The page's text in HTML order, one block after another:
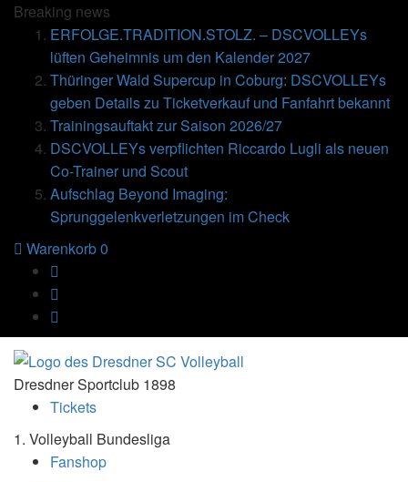
Breaking news
ERFOLGE.TRADITION.STOLZ. – DSCVOLLEYs
lüften Geheimnis um den Kalender 2027
Thüringer Wald Supercup in Coburg: DSCVOLLEYs
geben Details zu Ticketverkauf und Fanfahrt bekannt
Trainingsauftakt zur Saison 2026/27
DSCVOLLEYs verpflichten Riccardo Lugli als neuen
Co-Trainer und Scout
Aufschlag Beyond Imaging:
Sprunggelenkverletzungen im Check
Warenkorb0
Dresdner Sportclub 1898
Tickets
1. Volleyball Bundesliga
Fanshop